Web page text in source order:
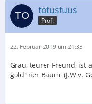
totustuus
Profi
22. Februar 2019 um 21:33
Grau, teurer Freund, ist
gold´ner Baum. (J.W.v.